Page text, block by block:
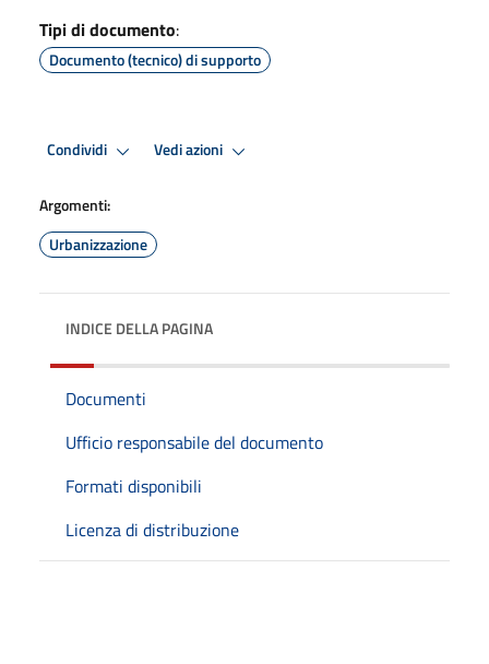
Tipi di documento:
Documento (tecnico) di supporto
Condividi Vedi azioni
Argomenti:
Urbanizzazione
INDICE DELLA PAGINA
Documenti
Ufficio responsabile del documento
Formati disponibili
Licenza di distribuzione